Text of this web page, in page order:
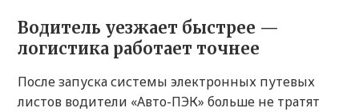
Водитель уезжает быстрее —
логистика работает точнее
После запуска системы электронных путевых
листов водители «Авто-ПЭК» больше не тратят